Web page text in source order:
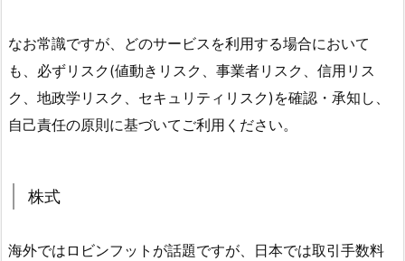
なお常識ですが、どのサービスを利用する場合において
も、必ずリスク(値動きリスク、事業者リスク、信用リス
ク、地政学リスク、セキュリティリスク)を確認・承知し、
自己責任の原則に基づいてご利用ください。
株式
海外ではロビンフットが話題ですが、日本では取引手数料